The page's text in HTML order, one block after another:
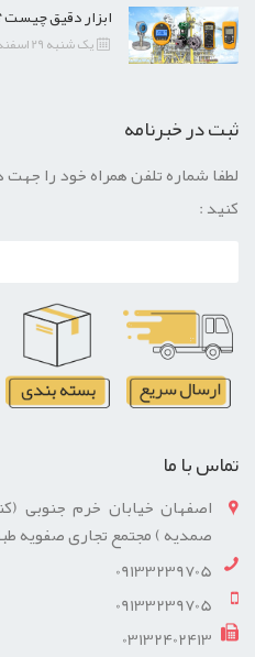
ابزار دقیق چیست
یک شنبه 29 اسفند 1395
ثبت در خبرنامه
لطفا شماره تلفن همراه خود را
کنید :
تماس با ما
اصفهان خیابان خرم جنوبی
صمدیه ) مجتمع تجاری صفویه
09133239705
09133239705
03132402413